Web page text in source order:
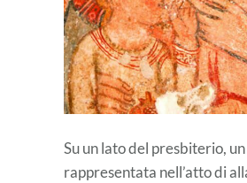
Su un lato del presbiterio,
rappresentata nell’atto di